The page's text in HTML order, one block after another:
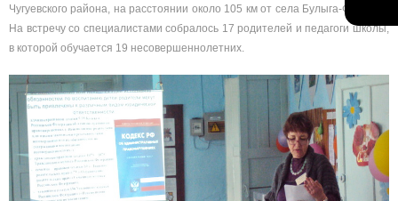
Чугуевского района, на расстоянии около 105 км от села Булыга-Фадеево.
На встречу со специалистами собралось 17 родителей и педагоги школы,
в которой обучается 19 несовершеннолетних.